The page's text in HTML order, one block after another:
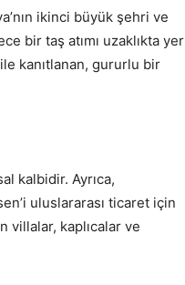
ikinci büyük şehri ve
bir taş atımı uzaklıkta yer
kanıtlanan, gururlu bir
kalbidir. Ayrıca,
uluslararası ticaret için
villalar, kaplıcalar ve